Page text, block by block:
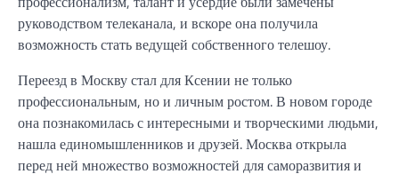
руководством телеканала, и вскоре она получила
возможность стать ведущей собственного телешоу.
Переезд в Москву стал для Ксении не только
профессиональным, но и личным ростом. В новом городе
она познакомилась с интересными и творческими людьми,
нашла единомышленников и друзей. Москва открыла
перед ней множество возможностей для саморазвития и